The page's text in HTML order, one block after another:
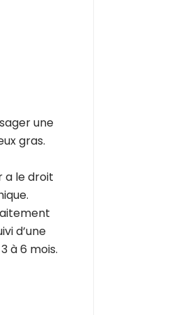
une
gras.
a le droit
d’une
à 6 mois.